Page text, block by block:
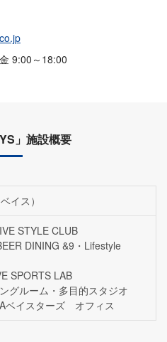
9:00～18:00
」施設概要
イス）
STYLE CLUB
DINING &9・Lifestyle
SPORTS LAB
グルーム・多目的スタジオ
ベイスターズ オフィス